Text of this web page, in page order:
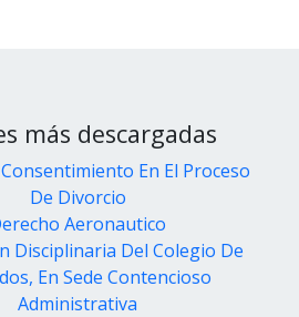
más descargadas
En El Proceso
De Divorcio
Aeronautico
Disciplinaria Del Colegio De
En Sede Contencioso
Administrativa